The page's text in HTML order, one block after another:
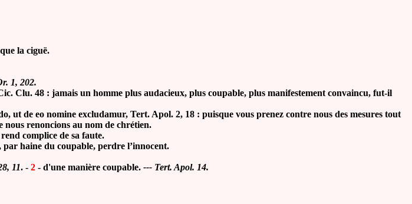
la ciguë.
1, 202.
48 : jamais un homme plus audacieux, plus coupable, plus manifestement convaincu, fut-il
de eo nomine excludamur, Tert. Apol. 2, 18 : puisque vous prenez contre nous des mesures tout
nous renoncions au nom de chrétien.
complice de sa faute.
haine du coupable, perdre l’innocent.
11. - 2 - d'une manière coupable. --- Tert. Apol. 14.